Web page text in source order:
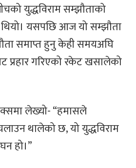
युद्धविराम सम्झौताको
थियो। यसपछि आज यो सम्झौता
समाप्त हुनु केही समयअघि
प्रहार गरिएको रकेट खसालेको
लेख्यो- “हमासले
थालेको छ, यो युद्धविराम
हो।”